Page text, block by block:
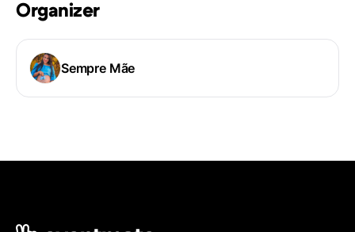
Organizer
Sempre Mãe